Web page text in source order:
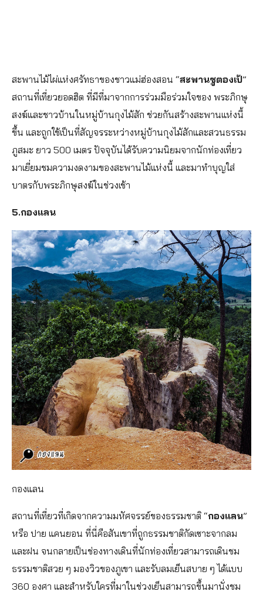
สะพานไม้ไผ่แห่งศรัทธาของชาวแม่ฮ่องสอน “สะพานซูตองเป้”
สถานที่เที่ยวยอดฮิต ที่มีที่มาจากการร่วมมือร่วมใจของ พระภิกษุ
สงฆ์และชาวบ้านในหมู่บ้านกุงไม้สัก ช่วยกันสร้างสะพานแห่งนี้
ขึ้น และถูกใช้เป็นที่สัญจรระหว่างหมู่บ้านกุงไม้สักและสวนธรรม
ภูสมะ ยาว 500 เมตร ปัจจุบันได้รับความนิยมจากนักท่องเที่ยว
มาเยี่ยมชมความงดงามของสะพานไม้แห่งนี้ และมาทำบุญใส่
บาตรกับพระภิกษุสงฆ์ในช่วงเช้า
5.กองแลน
กองแลน
สถานที่เที่ยวที่เกิดจากความมหัศจรรย์ของธรรมชาติ “กองแลน”
หรือ ปาย แคนยอน ที่นี่คือสันเขาที่ถูกธรรมชาติกัดเซาะจากลม
และฝน จนกลายเป็นช่องทางเดินที่นักท่องเที่ยวสามารถเดินชม
ธรรมชาติสวย ๆ มองวิวของภูเขา และรับลมเย็นสบาย ๆ ได้แบบ
360 องศา และสำหรับใครที่มาในช่วงเย็นสามารถขึ้นมานั่งชม